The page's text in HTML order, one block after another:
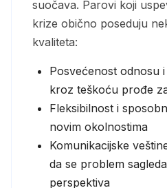
suočava. Parovi koji
krize obično poseduju
kvaliteta:
Posvećenost odnosu
kroz teškoću prođe
Fleksibilnost i
novim okolnostima
Komunikacijske
da se problem
perspektiva